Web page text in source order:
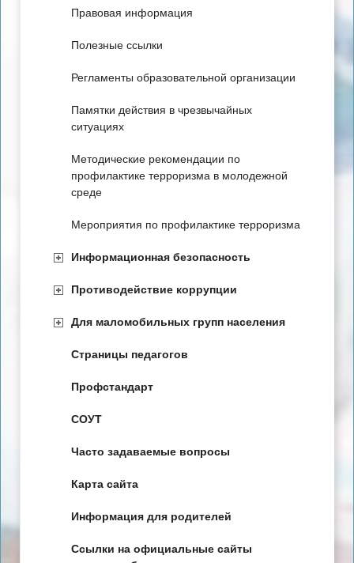
Правовая информация
Полезные ссылки
Регламенты образовательной организации
Памятки действия в чрезвычайных
ситуациях
Методические рекомендации по
профилактике терроризма в молодежной
среде
Мероприятия по профилактике терроризма
Информационная безопасность
Противодействие коррупции
Для маломобильных групп населения
Страницы педагогов
Профстандарт
СОУТ
Часто задаваемые вопросы
Карта сайта
Информация для родителей
Ссылки на официальные сайты